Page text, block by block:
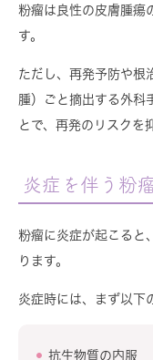
粉瘤は良性の皮膚腫瘍
す。
ただし、再発予防や根
腫）ごと摘出する外科
とで、再発のリスクを
炎症を伴う粉
粉瘤に炎症が起こると
ります。
炎症時には、まず以下
抗生物質の内服